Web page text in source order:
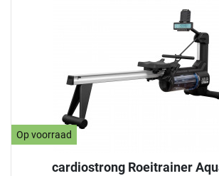
Op voorraad
cardiostrong Roeitrainer